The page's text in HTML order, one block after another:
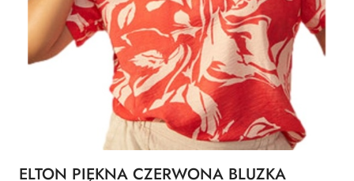
ELTON PIĘKNA CZERWONA BLUZKA